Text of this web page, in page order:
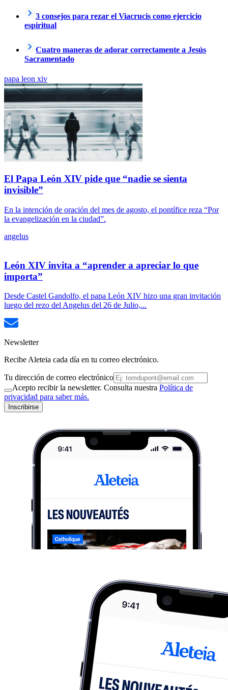
3 consejos para rezar el Viacrucis como ejercicio
espiritual
Cuatro maneras de adorar correctamente a Jesús
Sacramentado
papa leon xiv
El Papa León XIV pide que “nadie se sienta
invisible”
En la intención de oración del mes de agosto, el pontífice reza “Por
la evangelización en la ciudad”.
angelus
León XIV invita a “aprender a apreciar lo que
importa”
Desde Castel Gandolfo, el papa León XIV hizo una gran invitación
luego del rezo del Angelus del 26 de Julio,...
Newsletter
Recibe Aleteia cada día en tu correo electrónico.
Tu dirección de correo electrónico
Acepto recibir la newsletter. Consulta nuestra Política de
privacidad para saber más.
Inscribirse